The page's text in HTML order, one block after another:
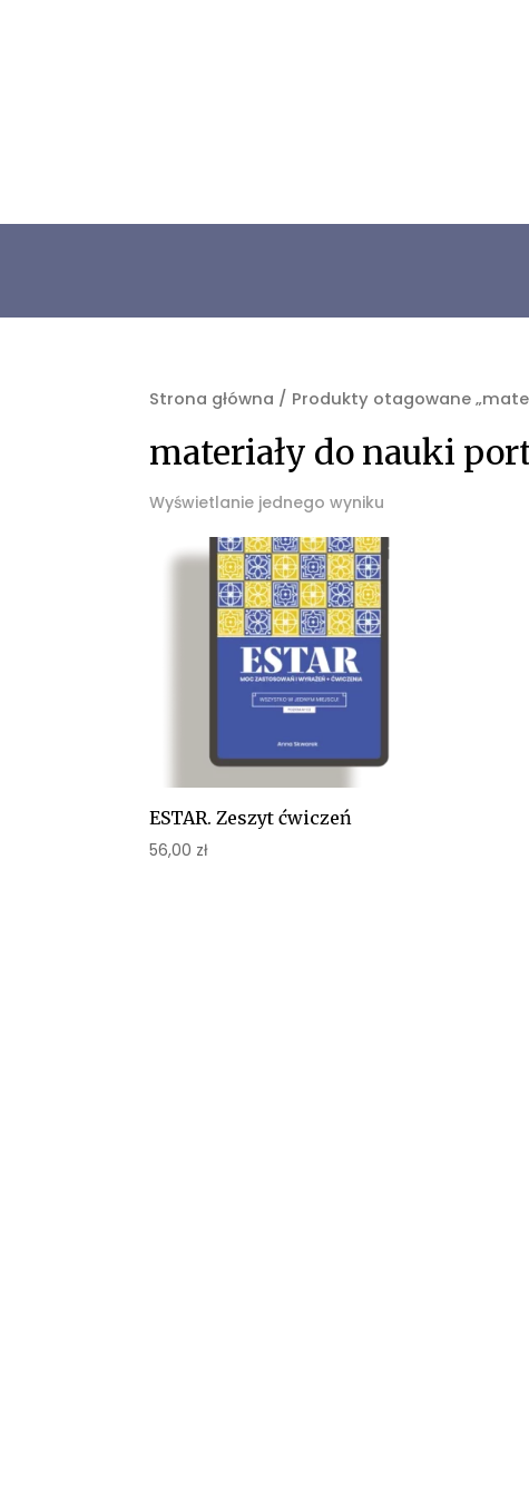
Strona główna / Produkty otagowane
materiały do nauki
Wyświetlanie jednego wyniku
ESTAR. Zeszyt ćwiczeń
56,00 zł